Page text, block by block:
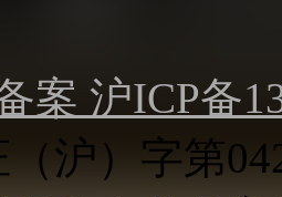
案 沪ICP备
沪）字第